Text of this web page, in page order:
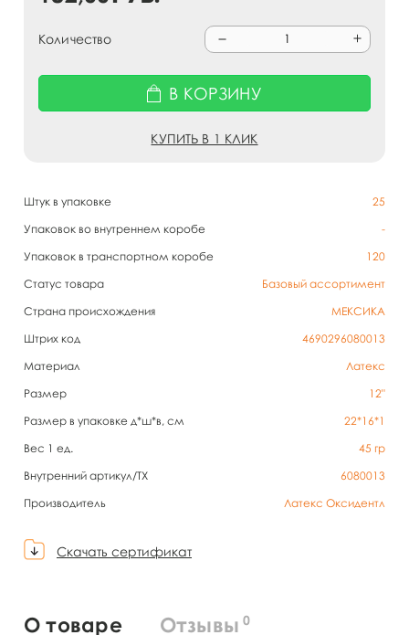
Штук в упаковке
25
Упаковок во внутреннем коробе
-
Упаковок в транспортном коробе
120
Статус товара
Базовый ассортимент
Страна происхождения
МЕКСИКА
Штрих код
4690296080013
Материал
Латекс
Размер
12"
Размер в упаковке д*ш*в, см
22*16*1
Вес 1 ед.
45 гр
Внутренний артикул/TX
6080013
Производитель
Латекс Оксидентл
Скачать сертификат
Количество
В КОРЗИНУ
КУПИТЬ В 1 КЛИК
О товаре Отзывы 0